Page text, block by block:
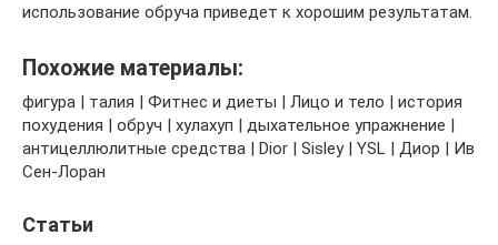
использование обруча приведет к хорошим результатам.
Похожие материалы:
фигура | талия | Фитнес и диеты | Лицо и тело | история
похудения | обруч | хулахуп | дыхательное упражнение |
антицеллюлитные средства | Dior | Sisley | YSL | Диор | Ив
Сен-Лоран
Статьи